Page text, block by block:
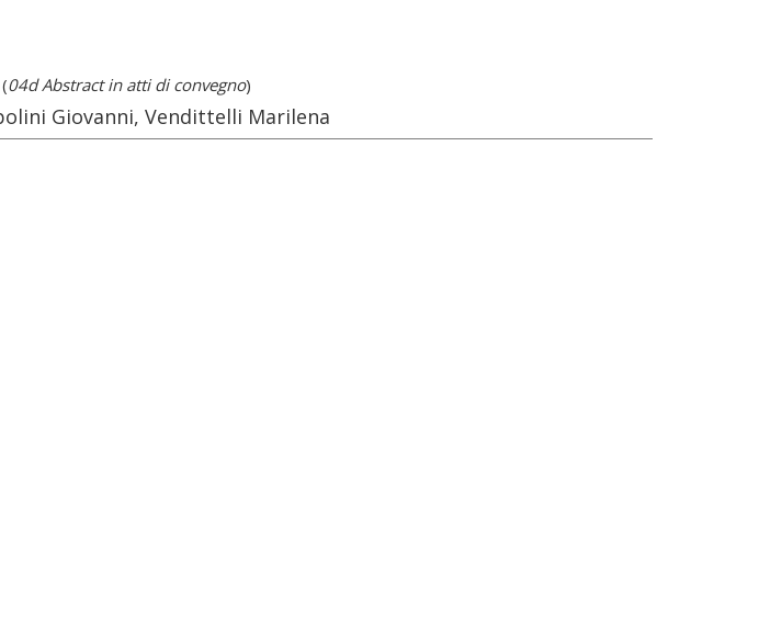
(04d Abstract in atti di convegno)
Giovanni, Vendittelli Marilena